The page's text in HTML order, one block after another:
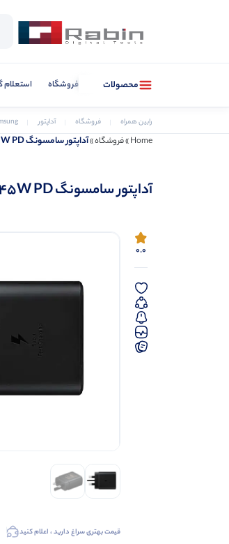
محصولات فروشگاه استعلام
رابین همراه فروشگاه آداپتور
Home
»فروشگاه»آداپتور سامسونگ 45W PD بدون کابل اورجینال
آداپتور سامسونگ 45W PD بدون کابل اورجینال
0.0
قیمت بهتری سراغ دارید ، اعلام کنید